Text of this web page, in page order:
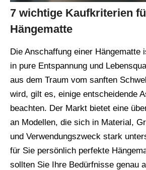
7 wichtige Kaufkriterien
Hängematte
Die Anschaffung einer Hängematte
in pure Entspannung und
aus dem Traum vom sanften
wird, gilt es, einige entscheidende
beachten. Der Markt bietet eine
an Modellen, die sich in Material,
und Verwendungszweck stark
für Sie persönlich perfekte
sollten Sie Ihre Bedürfnisse genau